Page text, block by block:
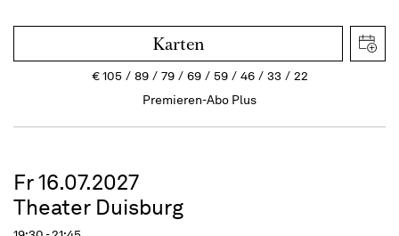
Karten
€105 89 79 69 59 46 33
22
Premieren-Abo Plus
Fr 16.07.2027
Theater Duisburg